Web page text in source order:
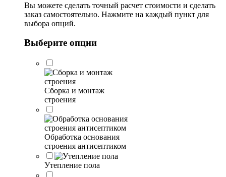
Вы можете сделать точный расчет стоимости и сделать
заказ самостоятельно. Нажмите на каждый пункт для
выбора опций.
Выберите опции
Сборка и монтаж
строения
Обработка основания
строения антисептиком
Утепление пола